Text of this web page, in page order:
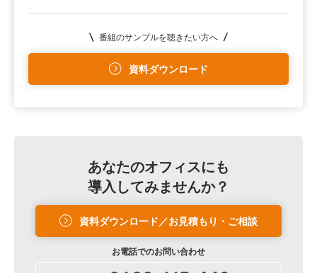
番組のサンプルを聴きたい方へ
資料ダウンロード
あなたのオフィスにも
導入してみませんか？
資料ダウンロード／お見積もり・ご相談
お電話でのお問い合わせ